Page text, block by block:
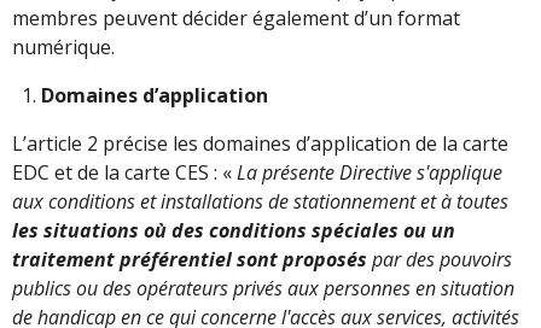
membres peuvent décider également d’un format
numérique.
Domaines d’application
L’article 2 précise les domaines d’application de la carte
EDC et de la carte CES : «La présente Directive s'applique
aux conditions et installations de stationnement et à toutes
les situations où des conditions spéciales ou un
traitement préférentiel sont proposés par des pouvoirs
publics ou des opérateurs privés aux personnes en situation
de handicap en ce qui concerne l'accès aux services, activités